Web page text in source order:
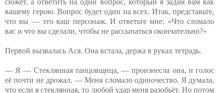
вашему герою. Вопрос будет один на всех. Итак, представьте,
что вы — это ваш персонаж. И ответьте мне: «Что сломало
вас и что вы сделали, чтобы не рассыпаться окончательно?»
Первой вызвалась Ася. Она встала, держа в руках тетрадь.
— Я — Стеклянная танцовщица, — произнесла она, и голос
её почти не дрожал. — Меня сломало одиночество. Я думала,
что если я стеклянная, то любой удар меня разобьёт. Но потом